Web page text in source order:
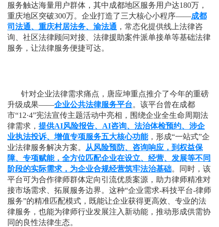
服务触达海量用户群体，其中成都地区服务用户达180万，
重庆地区突破300万。企业打造了三大核心小程序——成都
司法通、重庆村居法务、渝法通 ，常态化提供线上法律咨
询、社区法律顾问对接、法律援助案件派单接单等基础法律
服务，让法律服务便捷可达。
针对企业法律需求痛点，唐应坤重点推介了今年的重磅
升级成果——企业公共法律服务平台。该平台曾在成都
市“12·4”宪法宣传主题活动中亮相，围绕企业全生命周期法
律需求， 提供AI风险报告、AI咨询、法治体检预约、涉企
业执法投诉、增值专项服务五大核心功能，形成“一站式”企
业法律服务解决方案。
从风险预防、咨询响应，到权益保
障、专项赋能，全方位匹配企业在设立、经营、发展等不同
阶段的实际需求，为企业合规经营筑牢法治基础。同时，该
平台可为合作律师群体定向引流优质案源，助力律师精准对
接市场需求、拓展服务边界。这种“企业需求-科技平台-律师
服务”的精准匹配模式，既能让企业获得更高效、专业的法
律服务，也能为律师行业发展注入新动能，推动形成供需协
同的良性法律生态。